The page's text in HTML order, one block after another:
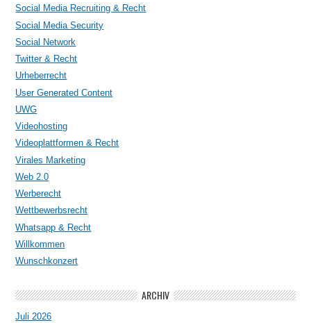
Social Media Recruiting & Recht
Social Media Security
Social Network
Twitter & Recht
Urheberrecht
User Generated Content
UWG
Videohosting
Videoplattformen & Recht
Virales Marketing
Web 2.0
Werberecht
Wettbewerbsrecht
Whatsapp & Recht
Willkommen
Wunschkonzert
ARCHIV
Juli 2026